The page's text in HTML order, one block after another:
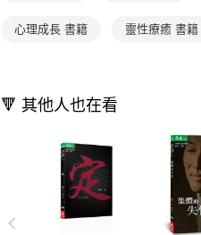
心理成長 書籍 靈性療癒 書籍
🔻 其他人也在看